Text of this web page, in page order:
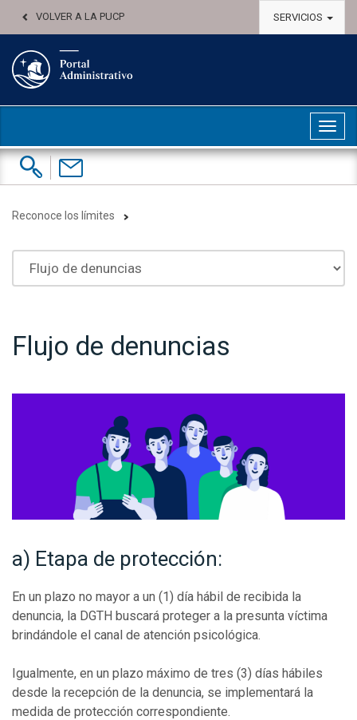
VOLVER A LA PUCP SERVICIOS
Buscar:
Contáctenos
Reconoce los límites
Flujo de denuncias
a) Etapa de protección:
En un plazo no mayor a un (1) día hábil de recibida la
denuncia, la DGTH buscará proteger a la presunta víctima
brindándole el canal de atención psicológica.
Igualmente, en un plazo máximo de tres (3) días hábiles
desde la recepción de la denuncia, se implementará la
medida de protección correspondiente.